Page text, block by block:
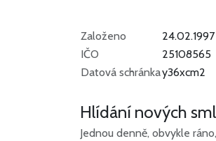
Založeno
24.02.1997
IČO
25108565
Datová schránkay36xcm2
Hlídání nových
Jednou denně, obvykle